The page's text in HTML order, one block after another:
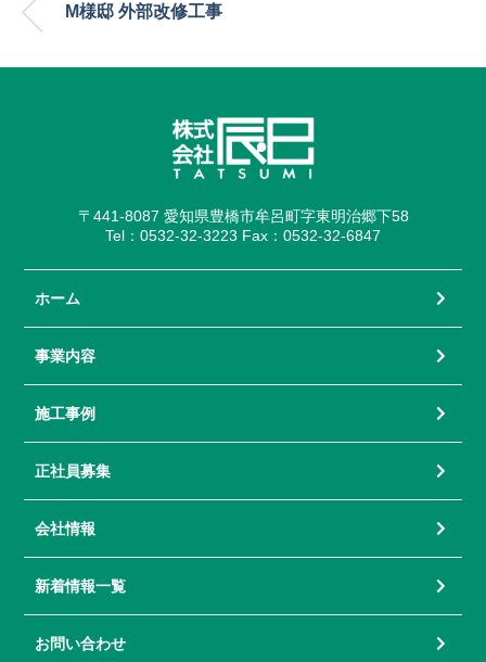
M様邸 外部改修工事
〒441-8087 愛知県豊橋市牟呂町字東明治郷下58
Tel：0532-32-3223 Fax：0532-32-6847
ホーム
事業内容
施工事例
正社員募集
会社情報
新着情報一覧
お問い合わせ